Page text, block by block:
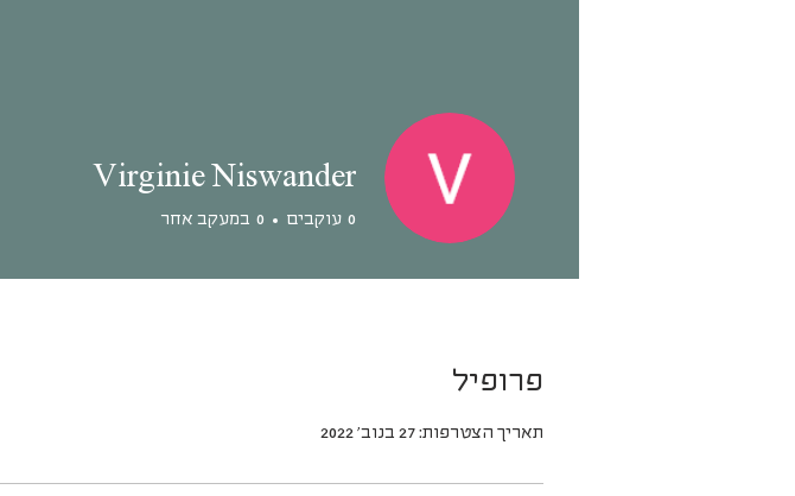
Virginie Niswander
0 עוקבים 0 במעקב אחר
פרופיל
תאריך הצטרפות: 27 בנוב׳ 2022